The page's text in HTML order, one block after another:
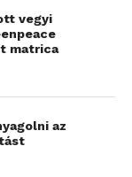
vegyi
matrica
az